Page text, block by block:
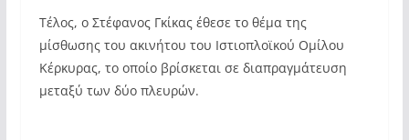
Τέλος, ο Στέφανος Γκίκας έθεσε το θέμα της
μίσθωσης του ακινήτου του Ιστιοπλοϊκού Ομίλου
Κέρκυρας, το οποίο βρίσκεται σε διαπραγμάτευση
μεταξύ των δύο πλευρών.